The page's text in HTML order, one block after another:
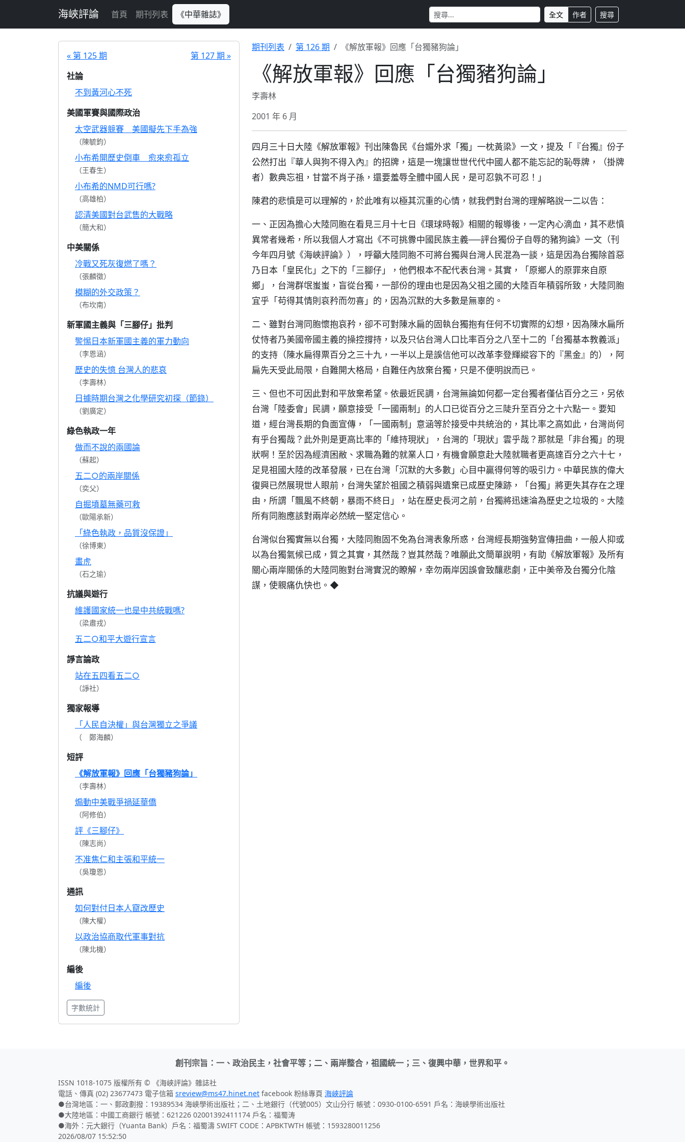
海峽評論 首頁 期刊列表 《中華雜誌》 全文 作者 搜尋
« 第 125 期
第 127 期 »
社論
不到黃河心不死
美國軍賽與國際政治
太空武器競賽 美國擬先下手為強
（陳毓鈞）
小布希開歷史倒車 愈來愈孤立
（王春生）
小布希的NMD可行嗎?
（高雄柏）
認清美國對台武售的大戰略
（簡大和）
中美關係
冷戰又死灰復燃了嗎？
（張麟徵）
模糊的外交政策？
（布坎南）
新軍國主義與「三腳仔」批判
警惕日本新軍國主義的軍力動向
（李恩涵）
歷史的失憶 台灣人的悲哀
（李壽林）
日據時期台灣之化學研究初探（節錄）
（劉廣定）
綠色執政一年
做而不說的兩國論
（蘇起）
五二○的兩岸關係
（奕父）
自掘墳墓無藥可救
（歐陽承新）
「綠色執政，品質沒保證」
（徐博東）
畫虎
（石之瑜）
抗議與遊行
維護國家統一也是中共統戰嗎?
（梁肅戎）
五二○和平大遊行宣言
諍言論政
站在五四看五二○
（諍社）
獨家報導
「人民自決權」與台灣獨立之爭議
（ 鄭海麟）
短評
《解放軍報》回應「台獨豬狗論」
（李壽林）
煽動中美戰爭禍延華僑
（阿修伯）
評《三腳仔》
（陳志尚）
不准焦仁和主張和平統一
（吳瓊恩）
通訊
如何對付日本人竄改歷史
（陳大權）
以政治協商取代軍事對抗
（陳北機）
編後
編後
字數統計
期刊列表 第 126 期 《解放軍報》回應「台獨豬狗論」
《解放軍報》回應「台獨豬狗論」
李壽林
2001 年 6 月
四月三十日大陸《解放軍報》刊出陳魯民《台媚外求「獨」一枕黃梁》一文，提及「『台獨』份子
公然打出『華人與狗不得入內』的招牌，這是一塊讓世世代代中國人都不能忘記的恥辱牌，（掛牌
者）數典忘祖，甘當不肖子孫，還要羞辱全體中國人民，是可忍孰不可忍！」
陳君的悲憤是可以理解的，於此唯有以極其沉重的心情，就我們對台灣的理解略說一二以告：
一、正因為擔心大陸同胞在看見三月十七日《環球時報》相關的報導後，一定內心滴血，其不悲憤
異常者幾希，所以我個人才寫出《不可挑釁中國民族主義──評台獨份子自辱的豬狗論》一文（刊
今年四月號《海峽評論》），呼籲大陸同胞不可將台獨與台灣人民混為一談，這是因為台獨除首惡
乃日本「皇民化」之下的「三腳仔」，他們根本不配代表台灣。其實，「原鄉人的原罪來自原
鄉」，台灣群氓蚩蚩，盲從台獨，一部份的理由也是因為父祖之國的大陸百年積弱所致，大陸同胞
宜乎「苟得其情則哀矜而勿喜」的，因為沉默的大多數是無辜的。
二、雖對台灣同胞懷抱哀矜，卻不可對陳水扁的固執台獨抱有任何不切實際的幻想，因為陳水扁所
仗恃者乃美國帝國主義的操控撐持，以及只佔台灣人口比率百分之八至十二的「台獨基本教義派」
的支持（陳水扁得票百分之三十九，一半以上是誤信他可以改革李登輝縱容下的『黑金』的），阿
扁先天受此局限，自難開大格局，自難任內放棄台獨，只是不便明說而已。
三、但也不可因此對和平放棄希望。依最近民調，台灣無論如何都一定台獨者僅佔百分之三，另依
台灣「陸委會」民調，願意接受「一國兩制」的人口已從百分之三陡升至百分之十六點一。要知
道，經台灣長期的負面宣傳，「一國兩制」意涵等於接受中共統治的，其比率之高如此，台灣尚何
有乎台獨哉？此外則是更高比率的「維持現狀」，台灣的「現狀」雲乎哉？那就是「非台獨」的現
狀啊！至於因為經濟困敝、求職為難的就業人口，有機會願意赴大陸就職者更高達百分之六十七，
足見祖國大陸的改革發展，已在台灣「沉默的大多數」心目中贏得何等的吸引力。中華民族的偉大
復興已然展現世人眼前，台灣失望於祖國之積弱與遺棄已成歷史陳跡，「台獨」將更失其存在之理
由，所謂「飄風不終朝，暴雨不終日」，站在歷史長河之前，台獨將迅速淪為歷史之垃圾的。大陸
所有同胞應該對兩岸必然統一堅定信心。
台灣似台獨實無以台獨，大陸同胞固不免為台灣表象所惑，台灣經長期強勢宣傳扭曲，一般人抑或
以為台獨氣候已成，質之其實，其然哉？豈其然哉？唯願此文簡單說明，有助《解放軍報》及所有
關心兩岸關係的大陸同胞對台灣實況的瞭解，幸勿兩岸因誤會致釀悲劇，正中美帝及台獨分化陰
謀，使親痛仇快也。◆
創刊宗旨：一、政治民主，社會平等；二、兩岸整合，祖國統一；三、復興中華，世界和平。
ISSN 1018-1075 版權所有 © 《海峽評論》雜誌社
電話、傳真 (02) 23677473 電子信箱 sreview@ms47.hinet.net facebook 粉絲專頁 海峽評論
●台灣地區：一、郵政劃撥：19389534 海峽學術出版社；二、土地銀行（代號005）文山分行 帳號：0930-0100-6591 戶名：海峽學術出版社
●大陸地區：中國工商銀行 帳號：621226 02001392411174 戶名：福蜀涛
●海外：元大銀行（Yuanta Bank）戶名：福蜀濤 SWIFT CODE：APBKTWTH 帳號：1593280011256
2026/08/07 15:52:50